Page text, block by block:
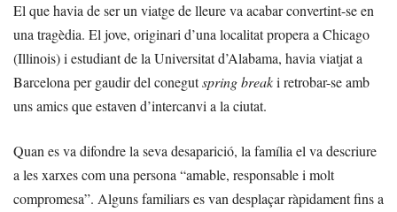
El que havia de ser un viatge de lleure va acabar convertint-se en
una tragèdia. El jove, originari d’una localitat propera a Chicago
(Illinois) i estudiant de la Universitat d’Alabama, havia viatjat a
Barcelona per gaudir del conegutspring breaki retrobar-se amb
uns amics que estaven d’intercanvi a la ciutat.
Quan es va difondre la seva desaparició, la família el va descriure
a les xarxes com una persona “amable, responsable i molt
compromesa”. Alguns familiars es van desplaçar ràpidament fins a